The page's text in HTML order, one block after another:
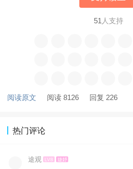
51 人支持
阅读原文 阅读 8126 回复 226
热门评论
途观 LV8 婕妤